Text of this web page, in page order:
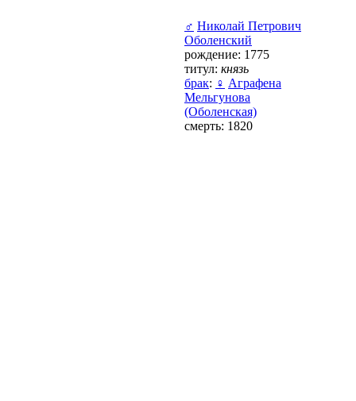
♂ Николай Петрович
Оболенский
рождение: 1775
титул: князь
брак: ♀ Аграфена
Мельгунова
(Оболенская)
смерть: 1820